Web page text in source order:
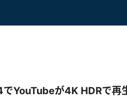
YouTubeが4K HDRで再